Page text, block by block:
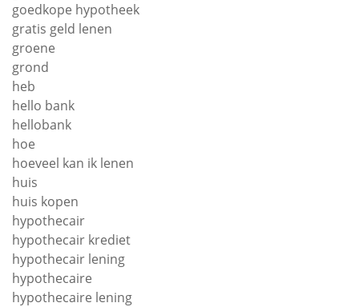
goedkope hypotheek
gratis geld lenen
groene
grond
heb
hello bank
hellobank
hoe
hoeveel kan ik lenen
huis
huis kopen
hypothecair
hypothecair krediet
hypothecair lening
hypothecaire
hypothecaire lening